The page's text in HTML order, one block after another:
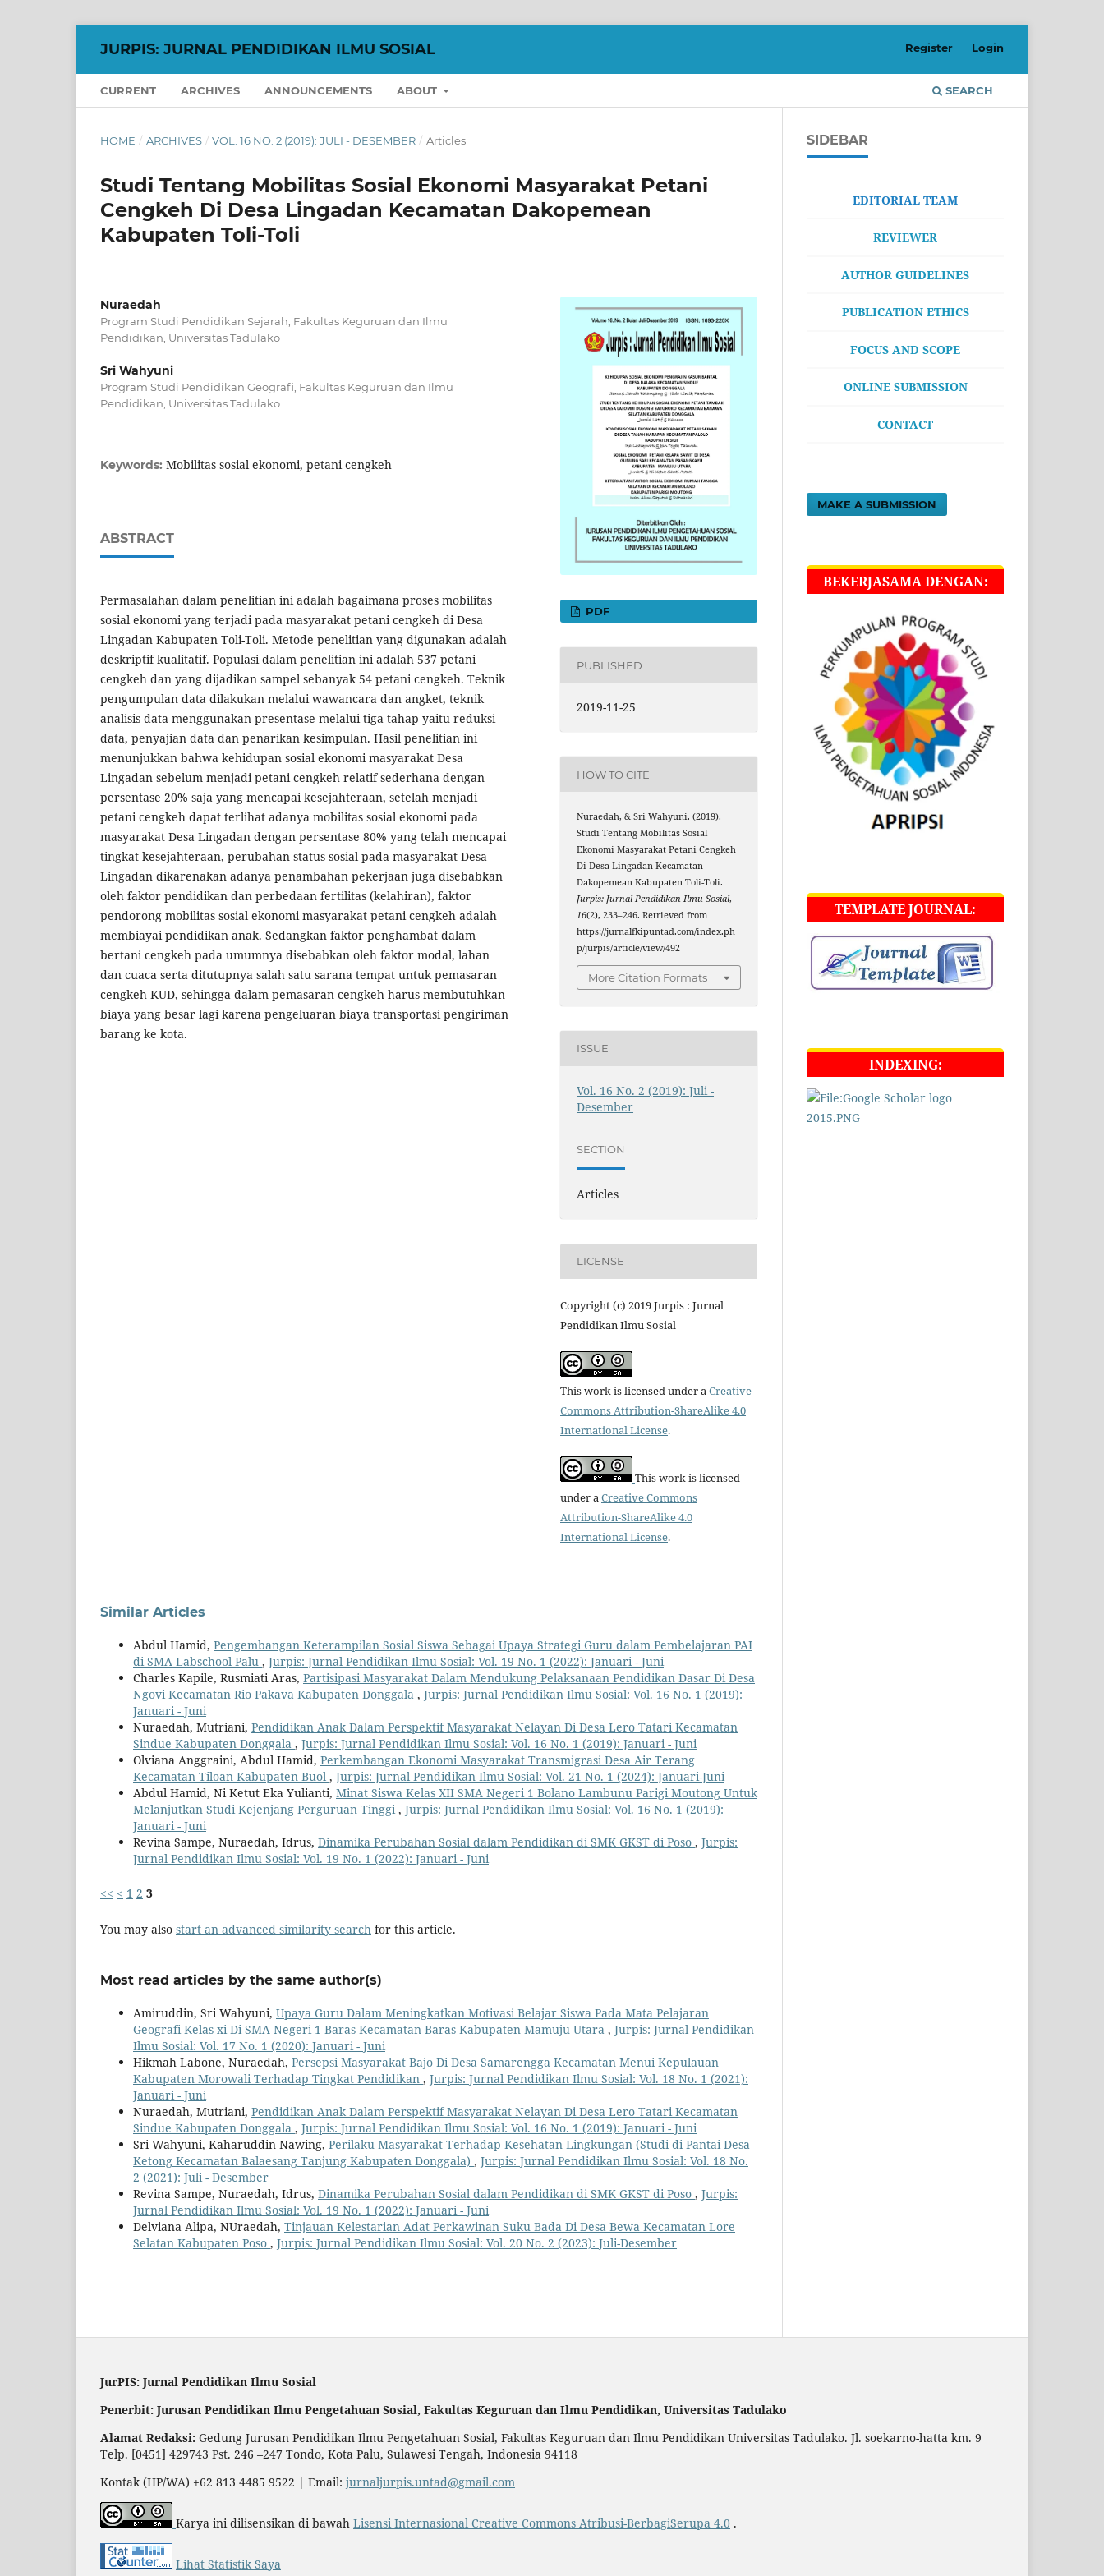
JURPIS: JURNAL PENDIDIKAN ILMU SOSIAL
CURRENT ARCHIVES ANNOUNCEMENTS ABOUT SEARCH
Register Login
HOME / ARCHIVES / VOL. 16 NO. 2 (2019): JULI - DESEMBER / Articles
Studi Tentang Mobilitas Sosial Ekonomi Masyarakat Petani
Cengkeh Di Desa Lingadan Kecamatan Dakopemean
Kabupaten Toli-Toli
Nuraedah
Program Studi Pendidikan Sejarah, Fakultas Keguruan dan Ilmu
Pendidikan, Universitas Tadulako
Sri Wahyuni
Program Studi Pendidikan Geografi, Fakultas Keguruan dan Ilmu
Pendidikan, Universitas Tadulako
Keywords: Mobilitas sosial ekonomi, petani cengkeh
ABSTRACT
Permasalahan dalam penelitian ini adalah bagaimana proses mobilitas
sosial ekonomi yang terjadi pada masyarakat petani cengkeh di Desa
Lingadan Kabupaten Toli-Toli. Metode penelitian yang digunakan adalah
deskriptif kualitatif. Populasi dalam penelitian ini adalah 537 petani
cengkeh dan yang dijadikan sampel sebanyak 54 petani cengkeh. Teknik
pengumpulan data dilakukan melalui wawancara dan angket, teknik
analisis data menggunakan presentase melalui tiga tahap yaitu reduksi
data, penyajian data dan penarikan kesimpulan. Hasil penelitian ini
menunjukkan bahwa kehidupan sosial ekonomi masyarakat Desa
Lingadan sebelum menjadi petani cengkeh relatif sederhana dengan
persentase 20% saja yang mencapai kesejahteraan, setelah menjadi
petani cengkeh dapat terlihat adanya mobilitas sosial ekonomi pada
masyarakat Desa Lingadan dengan persentase 80% yang telah mencapai
tingkat kesejahteraan, perubahan status sosial pada masyarakat Desa
Lingadan dikarenakan adanya penambahan pekerjaan juga disebabkan
oleh faktor pendidikan dan perbedaan fertilitas (kelahiran), faktor
pendorong mobilitas sosial ekonomi masyarakat petani cengkeh adalah
membiayai pendidikan anak. Sedangkan faktor penghambat dalam
bertani cengkeh pada umumnya disebabkan oleh faktor modal, lahan
dan cuaca serta ditutupnya salah satu sarana tempat untuk pemasaran
cengkeh KUD, sehingga dalam pemasaran cengkeh harus membutuhkan
biaya yang besar lagi karena pengeluaran biaya transportasi pengiriman
barang ke kota.
PDF
PUBLISHED
2019-11-25
HOW TO CITE
Nuraedah, & Sri Wahyuni. (2019).
Studi Tentang Mobilitas Sosial
Ekonomi Masyarakat Petani Cengkeh
Di Desa Lingadan Kecamatan
Dakopemean Kabupaten Toli-Toli.
Jurpis: Jurnal Pendidikan Ilmu Sosial,
16(2), 233–246. Retrieved from
https://jurnalfkipuntad.com/index.ph
p/jurpis/article/view/492
More Citation Formats
ISSUE
Vol. 16 No. 2 (2019): Juli -
Desember
SECTION
Articles
LICENSE
Copyright (c) 2019 Jurpis : Jurnal
Pendidikan Ilmu Sosial
This work is licensed under aCreative
Commons Attribution-ShareAlike 4.0
International License.
This work is licensed
under aCreative Commons
Attribution-ShareAlike 4.0
International License.
Similar Articles
Abdul Hamid, Pengembangan Keterampilan Sosial Siswa Sebagai Upaya Strategi Guru dalam Pembelajaran PAI
di SMA Labschool Palu , Jurpis: Jurnal Pendidikan Ilmu Sosial: Vol. 19 No. 1 (2022): Januari - Juni
Charles Kapile, Rusmiati Aras, Partisipasi Masyarakat Dalam Mendukung Pelaksanaan Pendidikan Dasar Di Desa
Ngovi Kecamatan Rio Pakava Kabupaten Donggala , Jurpis: Jurnal Pendidikan Ilmu Sosial: Vol. 16 No. 1 (2019):
Januari - Juni
Nuraedah, Mutriani, Pendidikan Anak Dalam Perspektif Masyarakat Nelayan Di Desa Lero Tatari Kecamatan
Sindue Kabupaten Donggala , Jurpis: Jurnal Pendidikan Ilmu Sosial: Vol. 16 No. 1 (2019): Januari - Juni
Olviana Anggraini, Abdul Hamid, Perkembangan Ekonomi Masyarakat Transmigrasi Desa Air Terang
Kecamatan Tiloan Kabupaten Buol , Jurpis: Jurnal Pendidikan Ilmu Sosial: Vol. 21 No. 1 (2024): Januari-Juni
Abdul Hamid, Ni Ketut Eka Yulianti, Minat Siswa Kelas XII SMA Negeri 1 Bolano Lambunu Parigi Moutong Untuk
Melanjutkan Studi Kejenjang Perguruan Tinggi, Jurpis: Jurnal Pendidikan Ilmu Sosial: Vol. 16 No. 1 (2019):
Januari - Juni
Revina Sampe, Nuraedah, Idrus, Dinamika Perubahan Sosial dalam Pendidikan di SMK GKST di Poso , Jurpis:
Jurnal Pendidikan Ilmu Sosial: Vol. 19 No. 1 (2022): Januari - Juni
<< < 1 2 3
You may also start an advanced similarity search for this article.
Most read articles by the same author(s)
Amiruddin, Sri Wahyuni, Upaya Guru Dalam Meningkatkan Motivasi Belajar Siswa Pada Mata Pelajaran
Geografi Kelas xi Di SMA Negeri 1 Baras Kecamatan Baras Kabupaten Mamuju Utara , Jurpis: Jurnal Pendidikan
Ilmu Sosial: Vol. 17 No. 1 (2020): Januari - Juni
Hikmah Labone, Nuraedah, Persepsi Masyarakat Bajo Di Desa Samarengga Kecamatan Menui Kepulauan
Kabupaten Morowali Terhadap Tingkat Pendidikan , Jurpis: Jurnal Pendidikan Ilmu Sosial: Vol. 18 No. 1 (2021):
Januari - Juni
Nuraedah, Mutriani, Pendidikan Anak Dalam Perspektif Masyarakat Nelayan Di Desa Lero Tatari Kecamatan
Sindue Kabupaten Donggala , Jurpis: Jurnal Pendidikan Ilmu Sosial: Vol. 16 No. 1 (2019): Januari - Juni
Sri Wahyuni, Kaharuddin Nawing, Perilaku Masyarakat Terhadap Kesehatan Lingkungan (Studi di Pantai Desa
Ketong Kecamatan Balaesang Tanjung Kabupaten Donggala) , Jurpis: Jurnal Pendidikan Ilmu Sosial: Vol. 18 No.
2 (2021): Juli - Desember
Revina Sampe, Nuraedah, Idrus, Dinamika Perubahan Sosial dalam Pendidikan di SMK GKST di Poso , Jurpis:
Jurnal Pendidikan Ilmu Sosial: Vol. 19 No. 1 (2022): Januari - Juni
Delviana Alipa, NUraedah, Tinjauan Kelestarian Adat Perkawinan Suku Bada Di Desa Bewa Kecamatan Lore
Selatan Kabupaten Poso , Jurpis: Jurnal Pendidikan Ilmu Sosial: Vol. 20 No. 2 (2023): Juli-Desember
SIDEBAR
EDITORIAL TEAM
REVIEWER
AUTHOR GUIDELINES
PUBLICATION ETHICS
FOCUS AND SCOPE
ONLINE SUBMISSION
CONTACT
MAKE A SUBMISSION
BEKERJASAMA DENGAN:
TEMPLATE JOURNAL:
INDEXING:
JurPIS: Jurnal Pendidikan Ilmu Sosial
Penerbit: Jurusan Pendidikan Ilmu Pengetahuan Sosial, Fakultas Keguruan dan Ilmu Pendidikan, Universitas Tadulako
Alamat Redaksi: Gedung Jurusan Pendidikan Ilmu Pengetahuan Sosial, Fakultas Keguruan dan Ilmu Pendidikan Universitas Tadulako. Jl. soekarno-hatta km. 9
Telp. [0451] 429743 Pst. 246 –247 Tondo, Kota Palu, Sulawesi Tengah, Indonesia 94118
Kontak (HP/WA) +62 813 4485 9522 | Email: jurnaljurpis.untad@gmail.com
Karya ini dilisensikan di bawah Lisensi Internasional Creative Commons Atribusi-BerbagiSerupa 4.0 .
Lihat Statistik Saya